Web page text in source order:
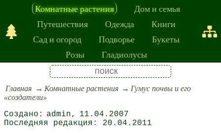
Комнатные растения
Дом и семья
Путешествия
Одежда
Книги
Сад и огород
Подворье
Букеты
Розы
Гладиолусы
Главная Комнатные растения
Гумус почвы и его
«создатели»
admin
11.04.2007
20.04.2011